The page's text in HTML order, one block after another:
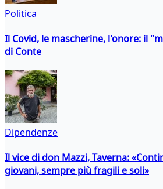
Politica
Il Covid, le mascherine, l'onore: il
di Conte
Dipendenze
Il vice di don Mazzi, Taverna:
giovani, sempre più fragili e soli»